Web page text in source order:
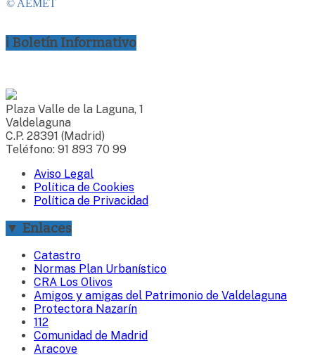
ℹ Boletín Informativo
Plaza Valle de la Laguna, 1
Valdelaguna
C.P. 28391 (Madrid)
Teléfono: 91 893 70 99
Aviso Legal
Política de Cookies
Política de Privacidad
▼ Enlaces
Catastro
Normas Plan Urbanístico
CRA Los Olivos
Amigos y amigas del Patrimonio de Valdelaguna
Protectora Nazarín
112
Comunidad de Madrid
Aracove